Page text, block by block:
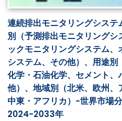
連続排出モニタリングシス
別（予測排出モニタリングシ
ックモニタリングシステム
システム、その他）、用途別
化学・石油化学、セメント、
他）、地域別（北米、欧州、
中東・アフリカ）-世界市場
2024-2033年